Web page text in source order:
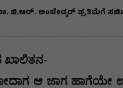
ಬಿ.ಆರ್. ಅಂಬೇಡ್ಕರ್ ಪ್ರತಿಮೆಗೆ
ಖಾಲಿತನ-
ಹೋದಾಗ ಆ ಜಾಗ